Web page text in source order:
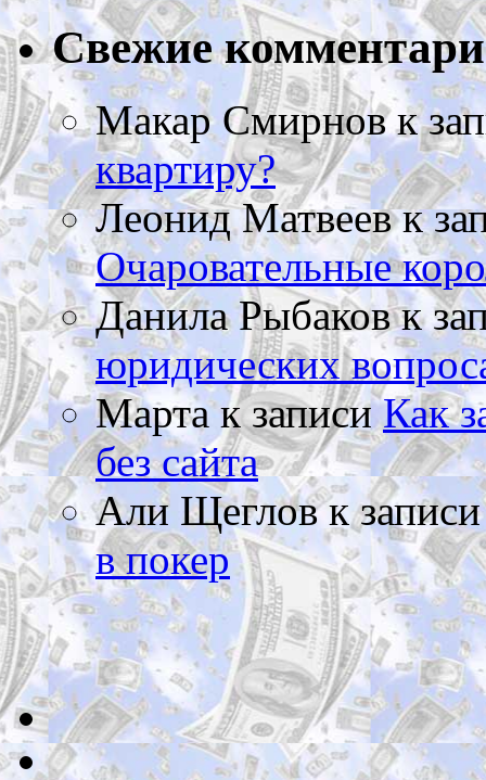
Свежие
Макар Смирновк
квартиру?
Леонид Матвеевк
Очаровательные
Данила Рыбаковк
юридических
Мартак записиКак
без сайта
Али Щегловк
в покер